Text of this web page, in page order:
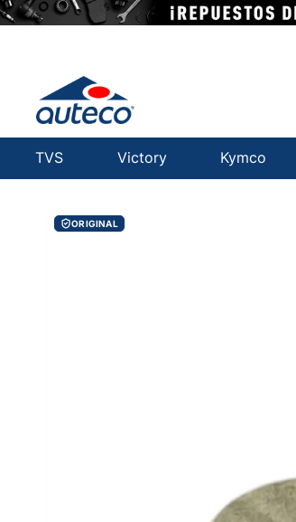
TVS Victory Kymco
ORIGINAL